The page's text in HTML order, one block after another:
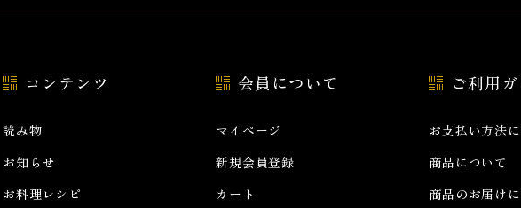
コンテンツ
読み物
お知らせ
お料理レシピ
会員について
マイページ
新規会員登録
カート
ご利用
お支払い方法
商品について
商品のお届け